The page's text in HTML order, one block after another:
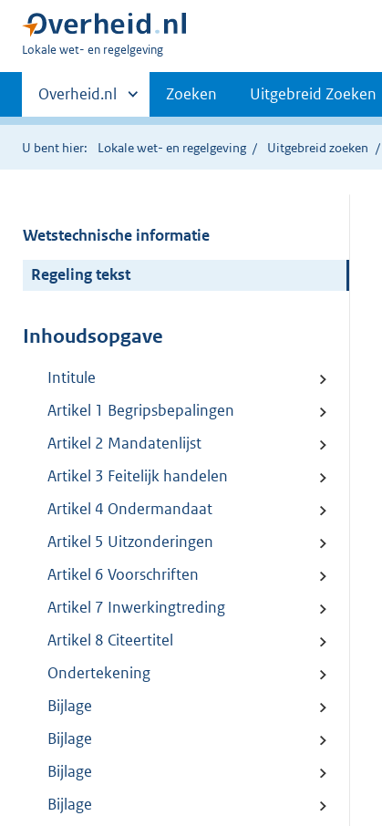
U
hier:
Lokale wet- en regelgeving
Primaire
navigatie
Andere
sites
binnen
Overheid.nl Zoeken Uitgebreid Zoeken
U bent hier: Lokale wet- en regelgeving Uitgebreid zoeken
Wetstechnische informatie
Regeling tekst
Inhoudsopgave
Intitule
Artikel 1 Begripsbepalingen
Artikel 2 Mandatenlijst
Artikel 3 Feitelijk handelen
Artikel 4 Ondermandaat
Artikel 5 Uitzonderingen
Artikel 6 Voorschriften
Artikel 7 Inwerkingtreding
Artikel 8 Citeertitel
Ondertekening
Bijlage
Bijlage
Bijlage
Bijlage